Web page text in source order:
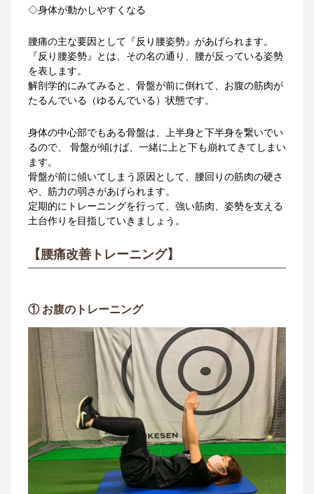
◇身体が動かしやすくなる
腰痛の主な要因として『反り腰姿勢』があげられます。
『反り腰姿勢』とは、その名の通り、腰が反っている姿勢
を表します。
解剖学的にみてみると、骨盤が前に倒れて、お腹の筋肉が
たるんでいる（ゆるんでいる）状態です。
身体の中心部でもある骨盤は、上半身と下半身を繋いでい
るので、 骨盤が傾けば、一緒に上と下も崩れてきてしまい
ます。
骨盤が前に傾いてしまう原因として、腰回りの筋肉の硬さ
や、筋力の弱さがあげられます。
定期的にトレーニングを行って、強い筋肉、姿勢を支える
土台作りを目指していきましょう。
【腰痛改善トレーニング】
① お腹のトレーニング